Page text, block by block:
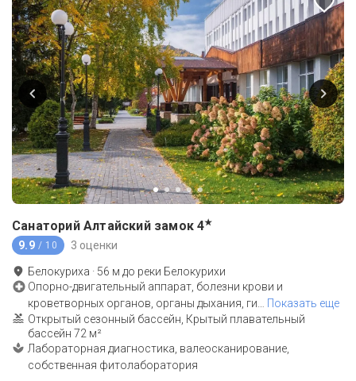
Санаторий Алтайский замок 4★
9.9 / 10 3 оценки
Белокуриха · 56 м до реки Белокурихи
Опорно-двигательный аппарат, болезни крови и
кроветворных органов, органы дыхания, ги
Показать еще
Открытый сезонный бассейн, Крытый плавательный
бассейн 72 м²
Лабораторная диагностика, валеосканирование,
собственная фитолаборатория